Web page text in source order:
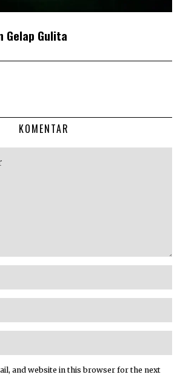
Gelap Gulita
KOMENTAR
and website in this browser for the next